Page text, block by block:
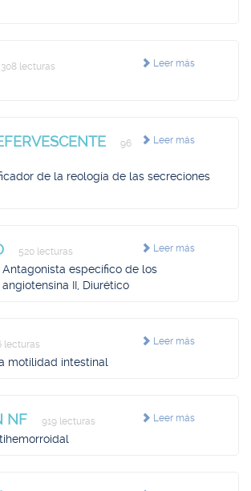
Leer más
308 lecturas
Leer más
96
de la reología de las secreciones
Leer más
520 lecturas
específico de los
II, Diurético
Leer más
lecturas
motilidad intestinal
Leer más
NF 919 lecturas